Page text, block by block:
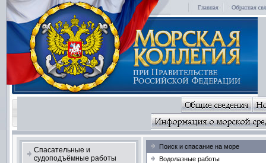
Спасательные и
судоподъёмные работы
Поиск и спасание на море
Водолазные работы